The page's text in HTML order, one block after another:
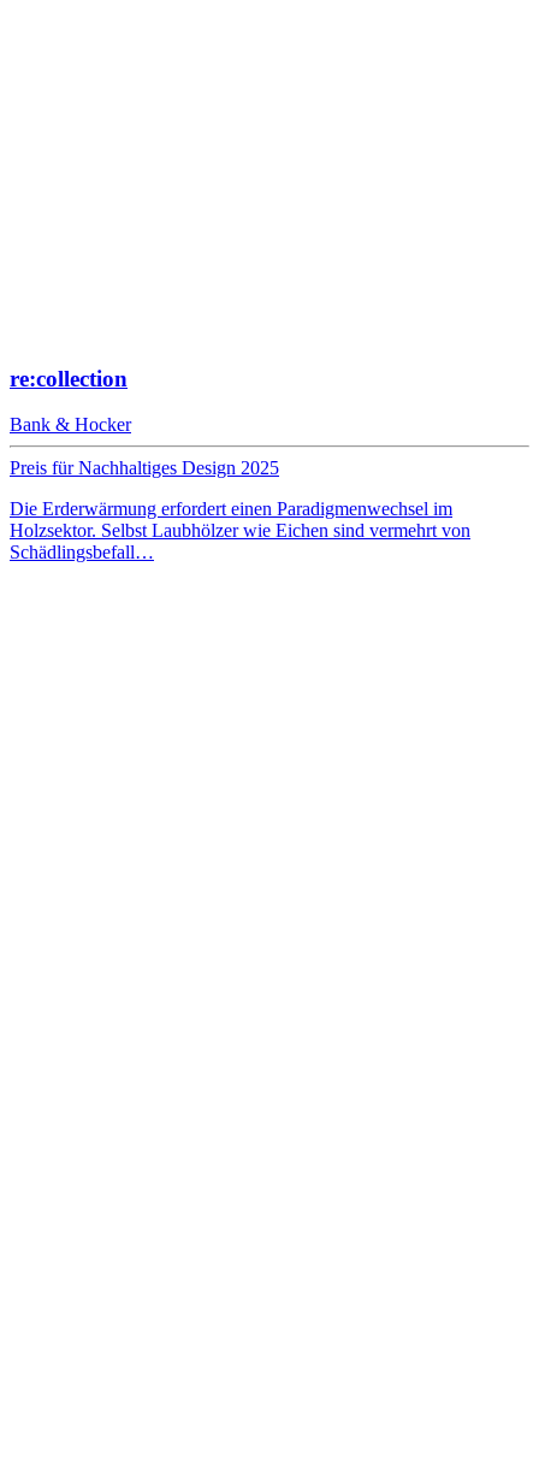
re:collection
Bank & Hocker
Preis für Nachhaltiges Design 2025
Die Erderwärmung erfordert einen Paradigmenwechsel im
Holzsektor. Selbst Laubhölzer wie Eichen sind vermehrt von
Schädlingsbefall…